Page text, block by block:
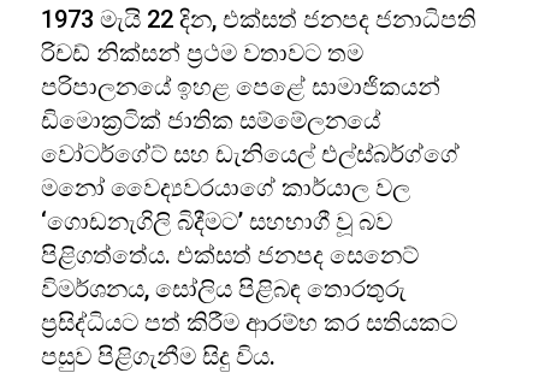
1973 මැයි 22 දින, එක්සත් ජනපද ජනාධිපති
රිචඩ් නික්සන් ප්‍රථම වතාවට තම
පරිපාලනයේ ඉහළ පෙළේ සාමාජිකයන්
ඩිමොක්‍රටික් ජාතික සම්මේලනයේ
වෝටර්ගේට් සහ ඩැනියෙල් එල්ස්බර්ග්ගේ
මනෝ වෛද්‍යවරයාගේ කාර්යාල වල
‘ගොඩනැගිලි බිදීමට’ සහභාගී වූ බව
පිළිගත්තේය. එක්සත් ජනපද සෙනෙට්
විමර්ශනය, සෝලිය පිළිබඳ තොරතුරු
ප්‍රසිද්ධියට පත් කිරීම ආරම්භ කර සතියකට
පසුව පිළිගැනීම සිදු විය.